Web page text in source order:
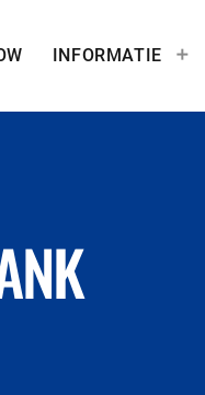
INFORMATIE